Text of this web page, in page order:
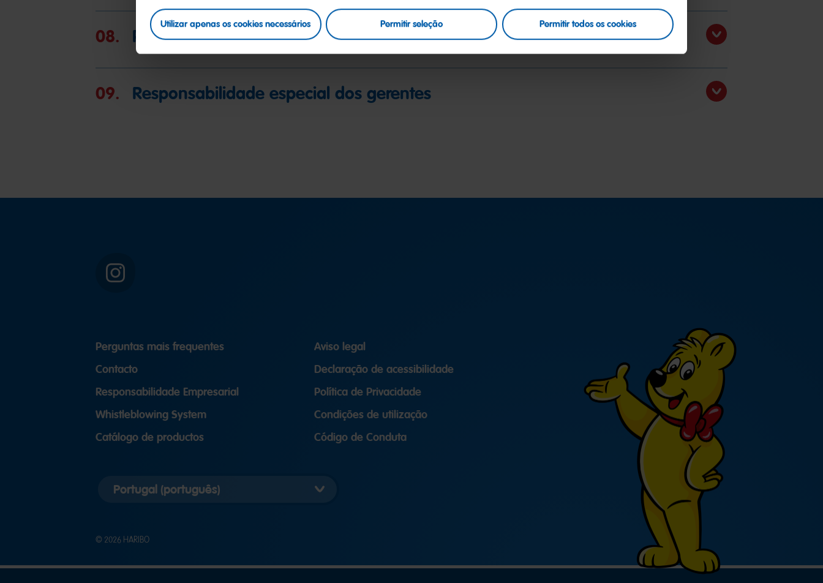
Utilizar apenas os cookies necessários Permitir seleção Permitir todos os cookies
08. Proteção de dados pessoais
09. Responsabilidade especial dos gerentes
Instagram
Perguntas mais frequentes
Contacto
Responsabilidade Empresarial
Whistleblowing System
Catálogo de productos
Aviso legal
Declaração de acessibilidade
Política de Privacidade
Condições de utilização
Código de Conduta
versão
© 2026 HARIBO